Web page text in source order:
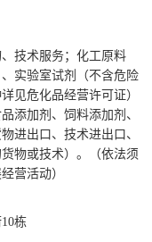
技术服务；化工原料
实验室试剂（不含危险
见危化品经营许可证）
添加剂、饲料添加剂、
进出口、技术进出口、
物或技术）。（依法须
营活动）
栋